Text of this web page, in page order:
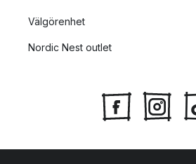
Välgörenhet
Nordic Nest outlet